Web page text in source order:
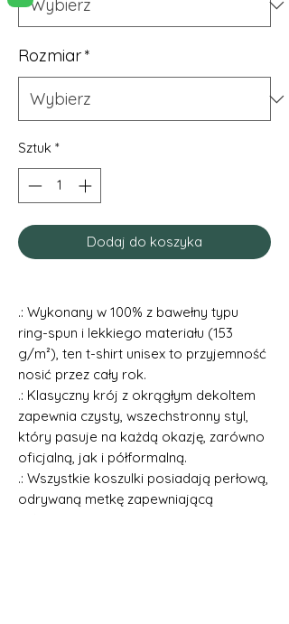
Rozmiar*
Sztuk *
Dodaj do koszyka
.: Wykonany w 100% z bawełny typu
ring-spun i lekkiego materiału (153
g/m²), ten t-shirt unisex to przyjemność
nosić przez cały rok.
.: Klasyczny krój z okrągłym dekoltem
zapewnia czysty, wszechstronny styl,
który pasuje na każdą okazję, zarówno
oficjalną, jak i półformalną.
.: Wszystkie koszulki posiadają perłową,
odrywaną metkę zapewniającą